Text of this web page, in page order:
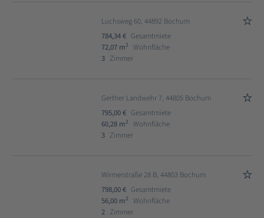
Luchsweg 60, 44892 Bochum
784,34 € Gesamtmiete
72,07 m2
Wohnfläche
3 Zimmer
Gerther Landwehr 7, 44805 Bochum
795,00 € Gesamtmiete
60,28 m2
Wohnfläche
3 Zimmer
Wirmerstraße 28 B, 44803 Bochum
798,00 € Gesamtmiete
56,00 m2
Wohnfläche
2 Zimmer